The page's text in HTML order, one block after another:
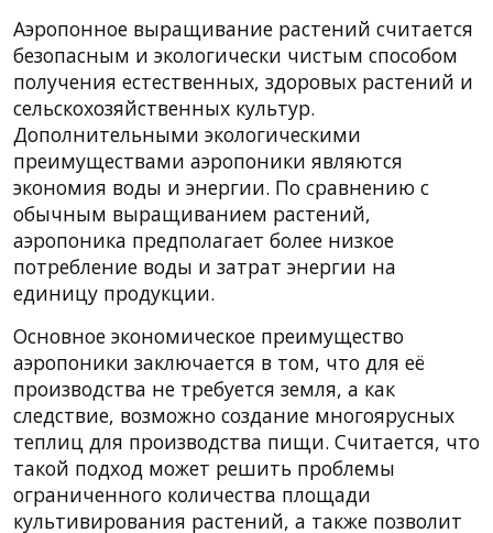
Аэропонное выращивание растений считается
безопасным и экологически чистым способом
получения естественных, здоровых растений и
сельскохозяйственных культур.
Дополнительными экологическими
преимуществами аэропоники являются
экономия воды и энергии. По сравнению с
обычным выращиванием растений,
аэропоника предполагает более низкое
потребление воды и затрат энергии на
единицу продукции.
Основное экономическое преимущество
аэропоники заключается в том, что для её
производства не требуется земля, а как
следствие, возможно создание многоярусных
теплиц для производства пищи. Считается, что
такой подход может решить проблемы
ограниченного количества площади
культивирования растений, а также позволит